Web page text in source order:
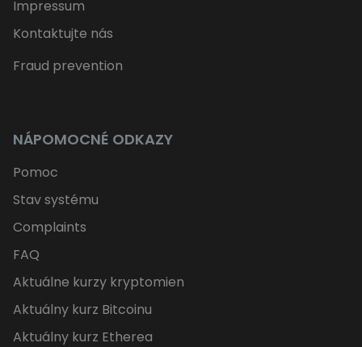
Impressum
Kontaktujte nás
Fraud prevention
NÁPOMOCNÉ ODKAZY
Pomoc
Stav systému
Complaints
FAQ
Aktuálne kurzy kryptomien
Aktuálny kurz Bitcoinu
Aktuálny kurz Etherea